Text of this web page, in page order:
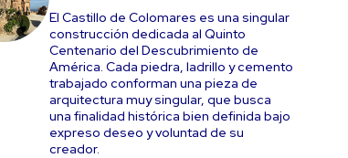
El Castillo de Colomares es una singular
construcción dedicada al Quinto
Centenario del Descubrimiento de
América. Cada piedra, ladrillo y cemento
trabajado conforman una pieza de
arquitectura muy singular, que busca
una finalidad histórica bien definida bajo
expreso deseo y voluntad de su
creador.